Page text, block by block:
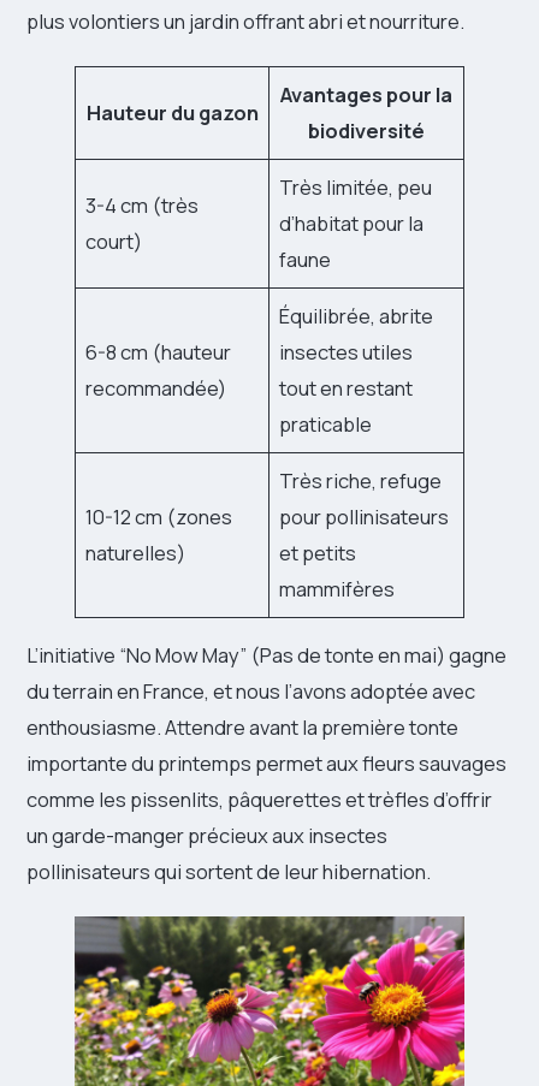
plus volontiers un jardin offrant abri et nourriture.
Hauteur du gazon
Avantages pour la
biodiversité
3-4 cm (très
court)
Très limitée, peu
d’habitat pour la
faune
6-8 cm (hauteur
recommandée)
Équilibrée, abrite
insectes utiles
tout en restant
praticable
10-12 cm (zones
naturelles)
Très riche, refuge
pour pollinisateurs
et petits
mammifères
L’initiative “No Mow May” (Pas de tonte en mai) gagne
du terrain en France, et nous l’avons adoptée avec
enthousiasme. Attendre avant la première tonte
importante du printemps permet aux fleurs sauvages
comme les pissenlits, pâquerettes et trèfles d’offrir
un garde-manger précieux aux insectes
pollinisateurs qui sortent de leur hibernation.